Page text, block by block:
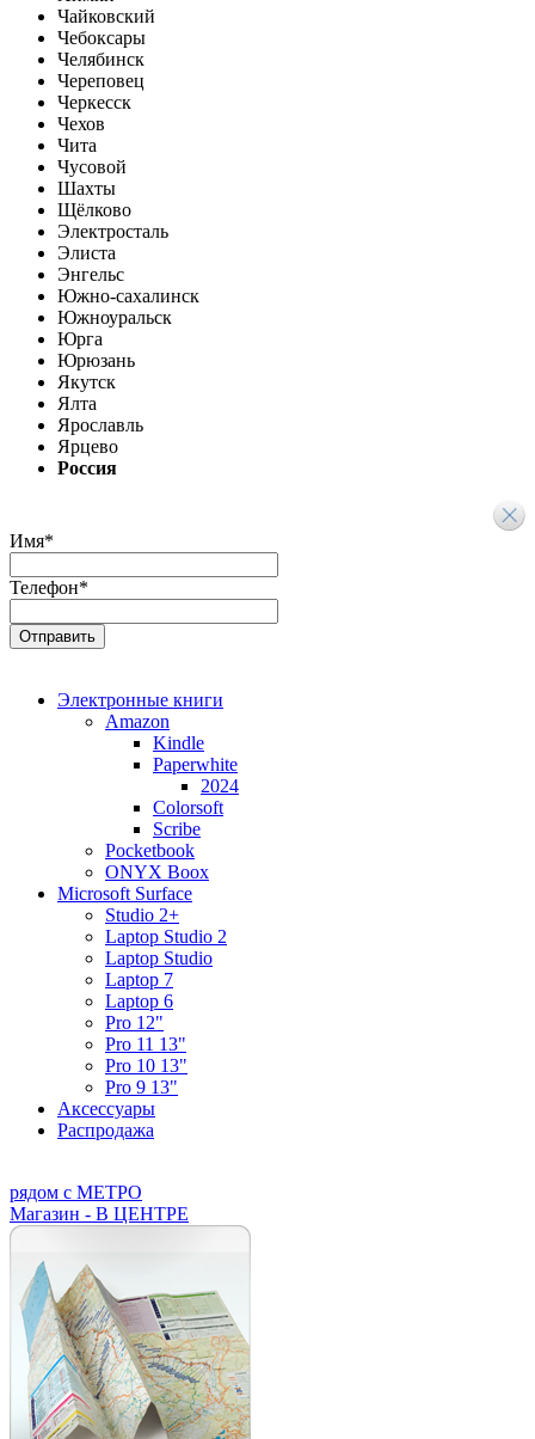
Чайковский
Чебоксары
Челябинск
Череповец
Черкесск
Чехов
Чита
Чусовой
Шахты
Щёлково
Электросталь
Элиста
Энгельс
Южно-сахалинск
Южноуральск
Юрга
Юрюзань
Якутск
Ялта
Ярославль
Ярцево
Россия
Имя*
Телефон*
Электронные книги
Amazon
Kindle
Paperwhite
2024
Colorsoft
Scribe
Pocketbook
ONYX Boox
Microsoft Surface
Studio 2+
Laptop Studio 2
Laptop Studio
Laptop 7
Laptop 6
Pro 12"
Pro 11 13"
Pro 10 13"
Pro 9 13"
Аксессуары
Распродажа
рядом с МЕТРО
Магазин - В ЦЕНТРЕ